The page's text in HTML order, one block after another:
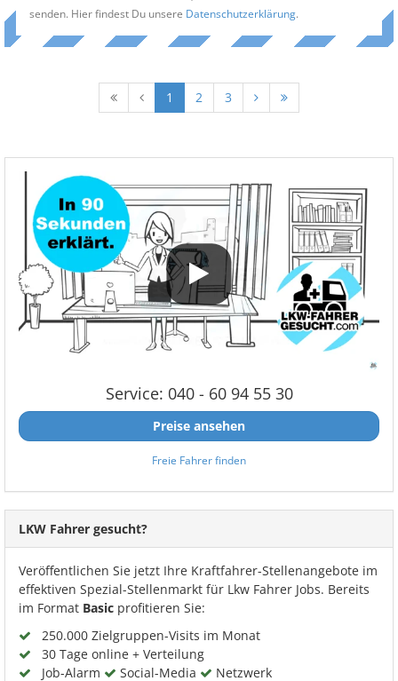
senden. Hier findest Du unsere Datenschutzerklärung.
1 2 3
Service: 040 - 60 94 55 30
Preise ansehen
Freie Fahrer finden
LKW Fahrer gesucht?
Veröffentlichen Sie jetzt Ihre Kraftfahrer-Stellenangebote im
effektiven Spezial-Stellenmarkt für Lkw Fahrer Jobs. Bereits
im Format Basic profitieren Sie:
250.000 Zielgruppen-Visits im Monat
30 Tage online + Verteilung
Job-Alarm
Social-Media
Netzwerk